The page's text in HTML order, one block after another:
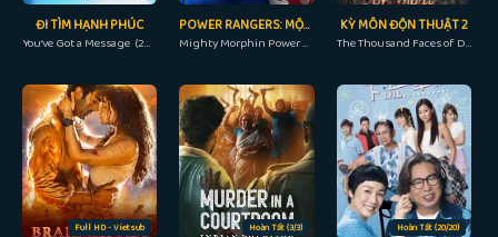
ĐI TÌM HẠNH PHÚC
You‘ve Got a Message (2022)
POWER RANGERS: MỘT LẦN VÀ MÃI MÃI
Mighty Morphin Power Rangers: Once & Always (2023)
KỲ MÔN ĐỘN THUẬT 2
The Thousand Faces of Dunshu 2 (2023)
Full HD - Vietsub Hoàn Tất (3/3) Hoàn Tất (20/20)